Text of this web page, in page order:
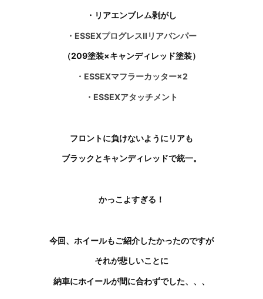
・リアエンブレム剥がし
・ESSEXプログレスⅡリアバンパー
（209塗装×キャンディレッド塗装）
・ESSEXマフラーカッター×2
・ESSEXアタッチメント
フロントに負けないようにリアも
ブラックとキャンディレッドで統一。
かっこよすぎる！
今回、ホイールもご紹介したかったのですが
それが悲しいことに
納車にホイールが間に合わずでした、、、